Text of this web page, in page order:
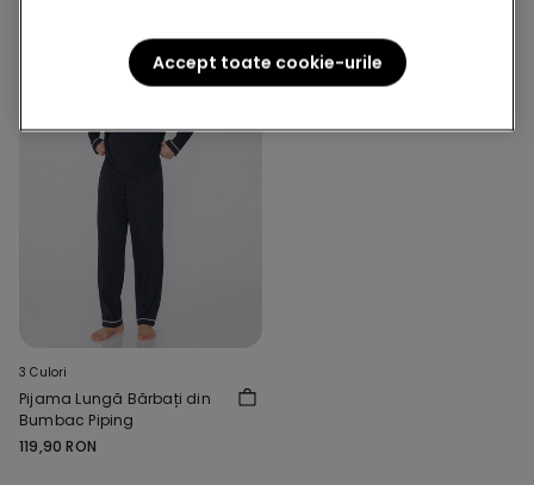
3 Culori
Pijama Lungă Bărbați din
Bumbac Piping
119,90 RON
Accept toate cookie-urile